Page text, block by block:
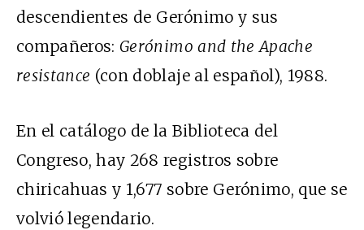
descendientes de Gerónimo y sus
compañeros: Gerónimo and the Apache
resistance (con doblaje al español), 1988.
En el catálogo de la Biblioteca del
Congreso, hay 268 registros sobre
chiricahuas y 1,677 sobre Gerónimo, que se
volvió legendario.